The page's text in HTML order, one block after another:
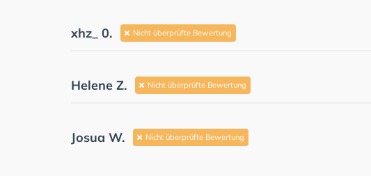
xhz_ 0. Nicht überprüfte Bewertung
Helene Z. Nicht überprüfte Bewertung
Josua W. Nicht überprüfte Bewertung